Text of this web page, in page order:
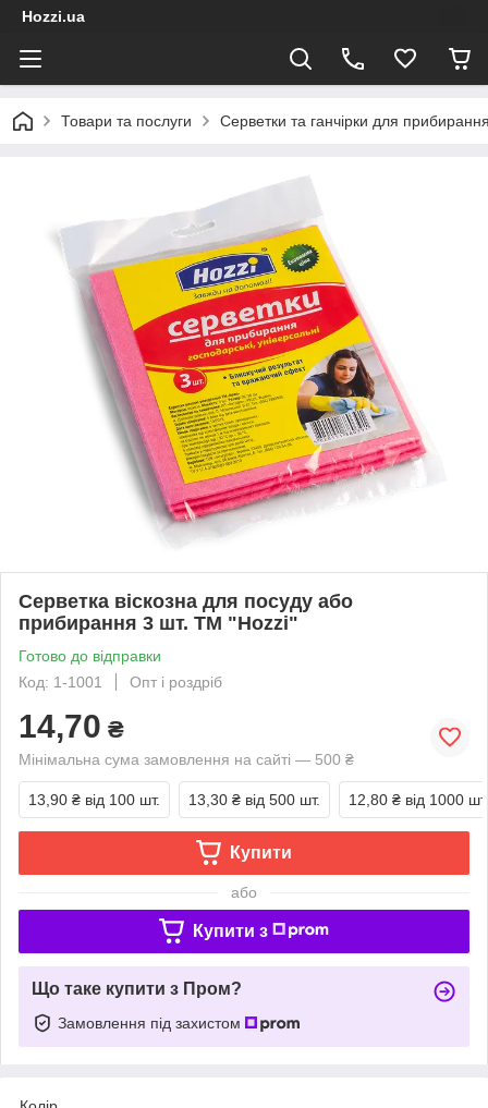
Hozzi.ua
Товари та послуги Серветки та ганчірки для
Серветка віскозна для посуду або
прибирання 3 шт. ТМ "Hozzi"
Готово до відправки
Код: 1-1001
Опт і роздріб
14,70 ₴
Мінімальна сума замовлення на сайті — 500 ₴
13,90 ₴ від 100 шт. 13,30 ₴ від 500 шт. 12,80 ₴ від 1000 шт.
Купити
або
Купити з
Що таке купити з Пром?
Замовлення під захистом